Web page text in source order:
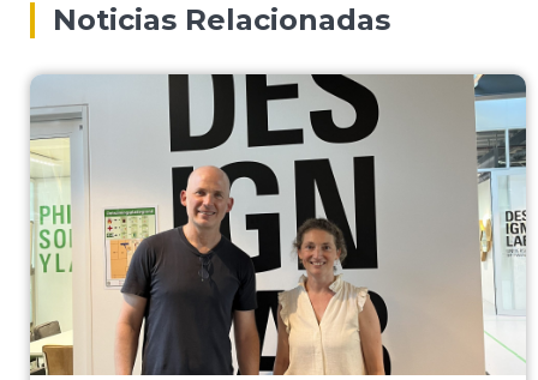
Noticias Relacionadas